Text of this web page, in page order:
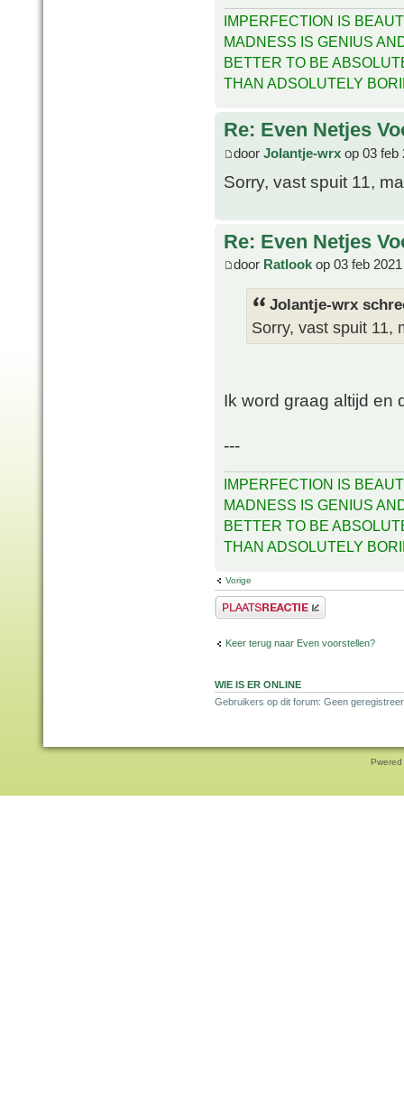
IMPERFECTION IS
MADNESS IS GENIUS
BETTER TO BE
THAN ADSOLUTELY
Re: Even Netjes
door Jolantje-wrx op 03 feb
Sorry, vast spuit 11,
Re: Even Netjes
door Ratlook op 03 feb
Jolantje-wrx
Sorry, vast spuit 11,
Ik word graag altijd en
---
IMPERFECTION IS
MADNESS IS GENIUS
BETTER TO BE
THAN ADSOLUTELY
Vorige
Plaats een reactie
Keer terug naar Even voorstellen?
WIE IS ER ONLINE
Gebruikers op dit forum: Geen